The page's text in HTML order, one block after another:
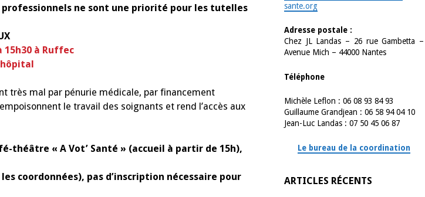
professionnels ne sont une priorité pour les tutelles
15h30 à Ruffec
très mal par pénurie médicale, par financement
le travail des soignants et rend l’accès aux
théâtre « A Vot’ Santé » (accueil à partir de 15h),
coordonnées), pas d’inscription nécessaire pour
sante.org
Adresse postale :
Chez JL Landas – 26 rue Gambetta –
Avenue Mich – 44000 Nantes
Téléphone
Michèle Leflon : 06 08 93 84 93
Guillaume Grandjean : 06 58 94 04 10
Jean-Luc Landas : 07 50 45 06 87
Le bureau de la coordination
ARTICLES RÉCENTS